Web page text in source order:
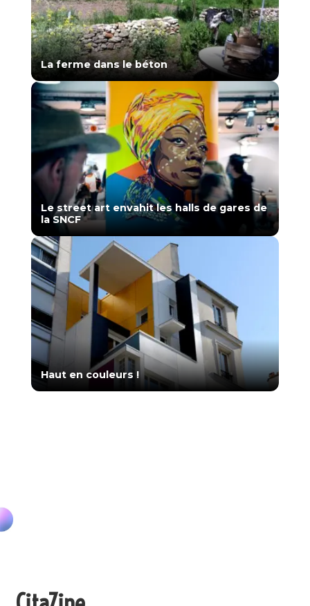
La ferme dans le béton
Le street art envahit les halls de gares de
la SNCF
Haut en couleurs !